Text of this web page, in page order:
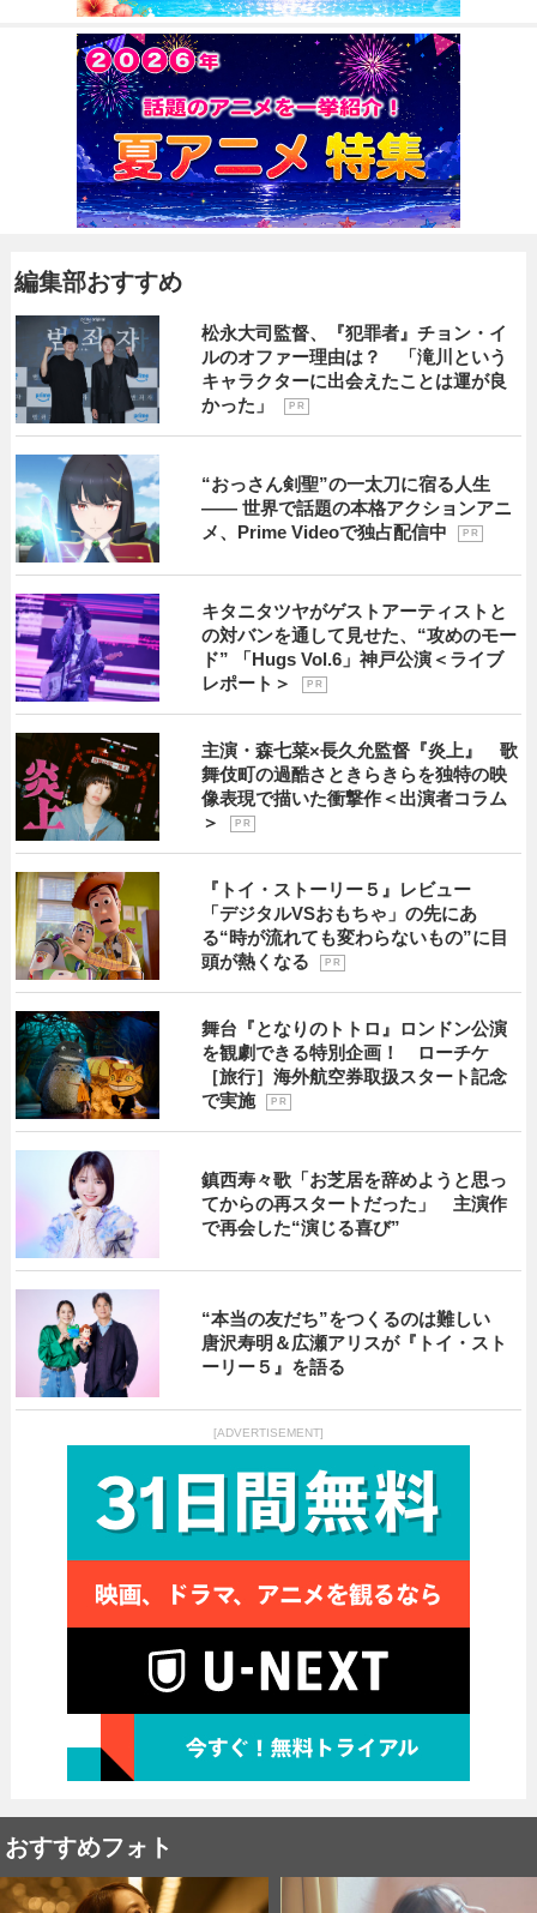
編集部おすすめ
松永大司監督、『犯罪者』チョン・イ
ルのオファー理由は？ 「滝川という
キャラクターに出会えたことは運が良
かった」
P R
“おっさん剣聖”の一太刀に宿る人生
―― 世界で話題の本格アクションアニ
メ、Prime Videoで独占配信中
P R
キタニタツヤがゲストアーティストと
の対バンを通して見せた、“攻めのモー
ド” 「Hugs Vol.6」神戸公演＜ライブ
レポート＞
P R
主演・森七菜×長久允監督『炎上』 歌
舞伎町の過酷さときらきらを独特の映
像表現で描いた衝撃作＜出演者コラム
＞
P R
『トイ・ストーリー５』レビュー
「デジタルVSおもちゃ」の先にあ
る“時が流れても変わらないもの”に目
頭が熱くなる
P R
舞台『となりのトトロ』ロンドン公演
を観劇できる特別企画！ ローチケ
［旅行］海外航空券取扱スタート記念
で実施
P R
鎮西寿々歌「お芝居を辞めようと思っ
てからの再スタートだった」 主演作
で再会した“演じる喜び”
“本当の友だち”をつくるのは難しい
唐沢寿明＆広瀬アリスが『トイ・スト
ーリー５』を語る
[ADVERTISEMENT]
おすすめフォト